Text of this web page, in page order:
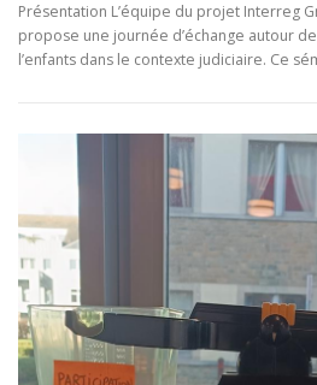
Présentation L’équipe du projet Interreg
propose une journée d’échange autour
l’enfants dans le contexte judiciaire. Ce